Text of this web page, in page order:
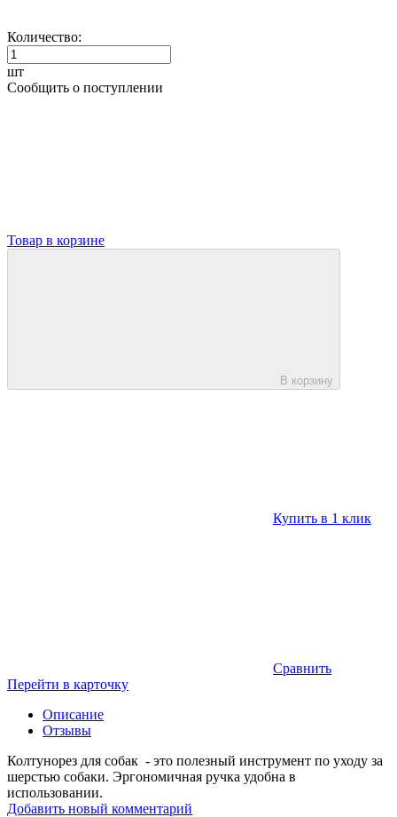
Количество:
шт
Сообщить о поступлении
Товар в корзине
В корзину
Купить в 1 клик
Сравнить
Перейти в карточку
Описание
Отзывы
Колтунорез для собак - это полезный инструмент по уходу за
шерстью собаки. Эргономичная ручка удобна в
использовании.
Добавить новый комментарий